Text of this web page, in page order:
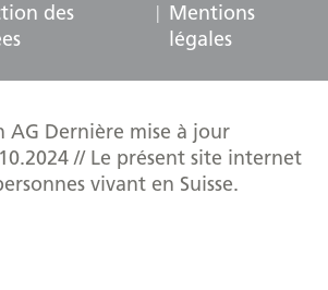
des
Mentions
légales
AG Dernière mise à jour
// Le présent site internet
vivant en Suisse.